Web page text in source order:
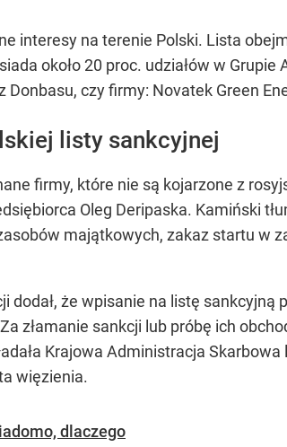
interesy na terenie Polski. Lista
około 20 proc. udziałów w
czy firmy: Novatek Green
listy sankcyjnej
firmy, które nie są kojarzone z
Oleg Deripaska. Kamiński
majątkowych, zakaz startu w
że wpisanie na listę sankcyjną
złamanie sankcji lub próbę ich
Krajowa Administracja
więzienia.
dlaczego